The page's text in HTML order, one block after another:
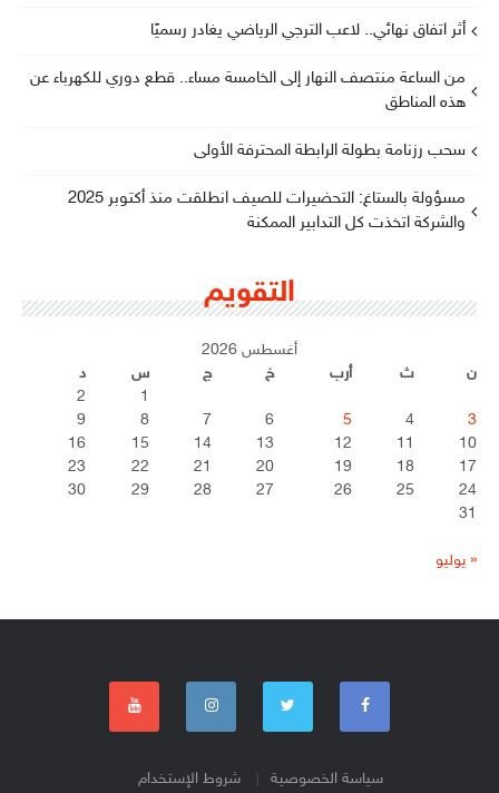
أثر اتفاق نهائي.. لاعب الترجي الرياضي يغادر رسميًا
من الساعة منتصف النهار إلى الخامسة مساء.. قطع دوري للكهرباء عن
هذه المناطق
سحب رزنامة بطولة الرابطة المحترفة الأولى
مسؤولة بالستاغ: التحضيرات للصيف انطلقت منذ أكتوبر 2025
والشركة اتخذت كل التدابير الممكنة
التقويم
أغسطس 2026
ن
ث أرب خ ج س
د
1
2
3
4
5
6
7
8
9
10
11
12
13
14
15
16
17
18
19
20
21
22
23
24
25
26
27
28
29
30
31
« يوليو
سياسة الخصوصية شروط الإستخدام